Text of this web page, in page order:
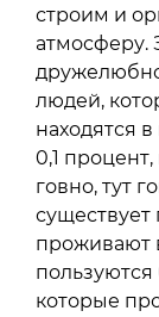
строим и
атмосферу.
людей,
находятся
0,1
говно, тут
существует
проживают
которые